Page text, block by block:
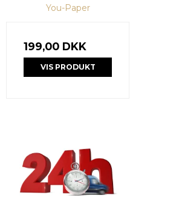
You-Paper
199,00 DKK
VIS PRODUKT